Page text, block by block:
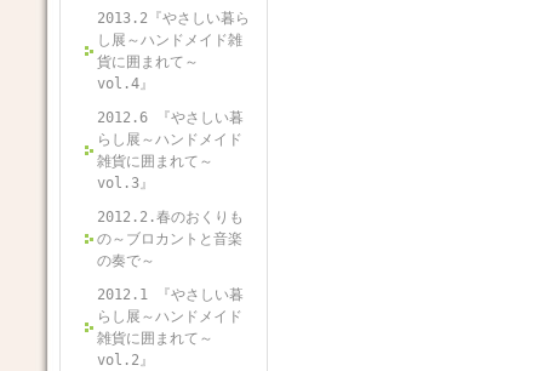
2013.2『やさしい暮ら
し展～ハンドメイド雑
貨に囲まれて～
vol.4』
2012.6 『やさしい暮
らし展～ハンドメイド
雑貨に囲まれて～
vol.3』
2012.2.春のおくりも
の～ブロカントと音楽
の奏で～
2012.1 『やさしい暮
らし展～ハンドメイド
雑貨に囲まれて～
vol.2』